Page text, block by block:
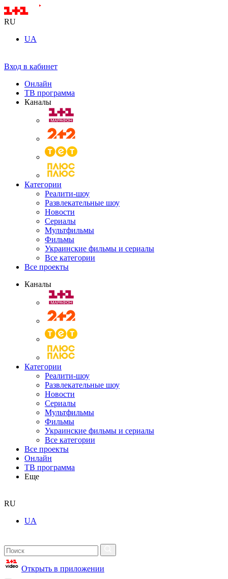
RU
UA
Вход в кабинет
Онлайн
ТВ программа
Каналы
Категории
Реалити-шоу
Развлекательные шоу
Новости
Сериалы
Мультфильмы
Фильмы
Украинские фильмы и сериалы
Все категории
Все проекты
Каналы
Категории
Реалити-шоу
Развлекательные шоу
Новости
Сериалы
Мультфильмы
Фильмы
Украинские фильмы и сериалы
Все категории
Все проекты
Онлайн
ТВ программа
Еще
RU
UA
Открыть в приложении